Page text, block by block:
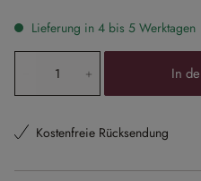
Lieferung in 4 bis 5 Werktagen
Produkt Anzahl: Gib den
In
Kostenfreie Rücksendung